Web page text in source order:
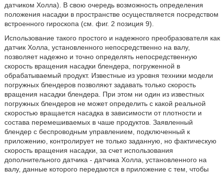
датчиком Холла). В свою очередь возможность определения
положения насадки в пространстве осуществляется посредством
встроенного гироскопа (см. фиг. 2 позиция 9).
Использование такого простого и надежного преобразователя как
датчик Холла, установленного непосредственно на валу,
позволяет надежно и точно определять непосредственную
скорость вращения насадки блендера, погруженной в
обрабатываемый продукт. Известные из уровня техники модели
погружных блендеров позволяют задавать только скорость
вращения насадки блендера. При этом ни один из известных
погружных блендеров не может определить с какой реальной
скоростью вращается насадка в зависимости от плотности и
состава перемешиваемых в чаше продуктов. Заявленный
блендер с беспроводным управлением, подключенный к
приложению, контролирует не только заданную, но фактическую
скорость вращения насадки, за счет использования
дополнительного датчика - датчика Холла, установленного на
валу, данные которого передаются в приложение с тем, чтобы